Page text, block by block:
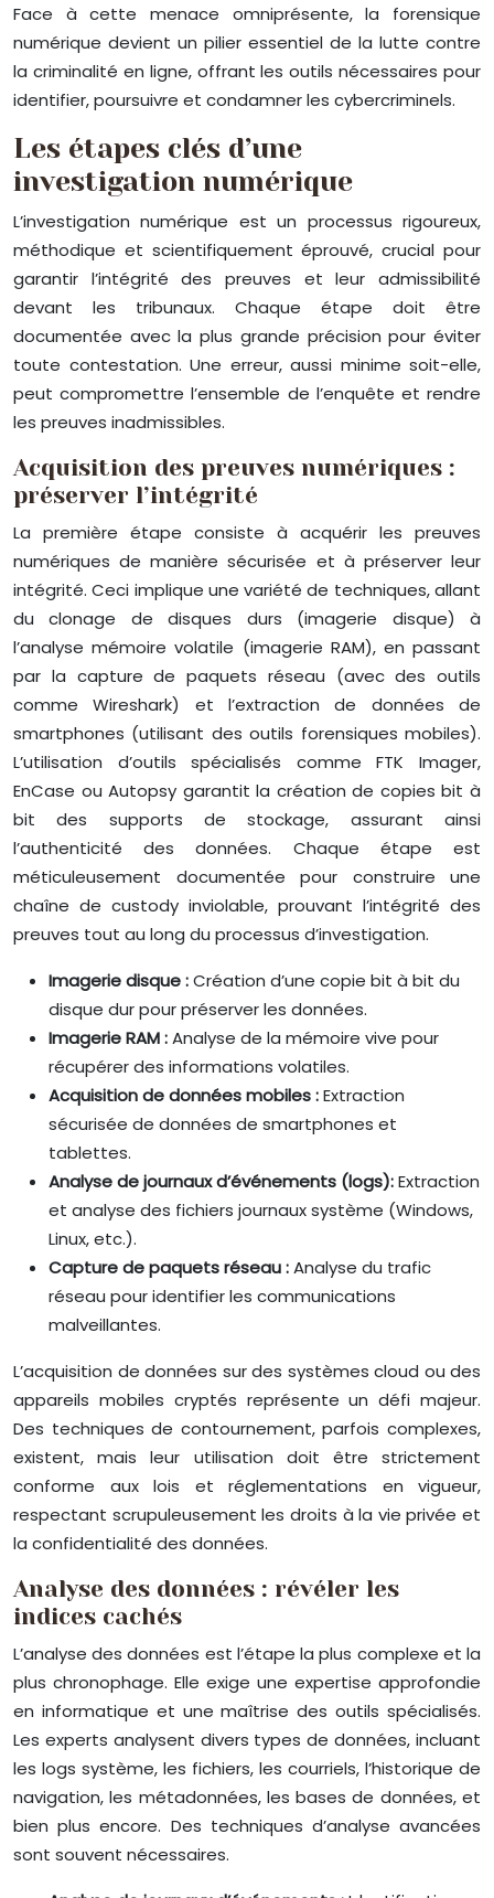
Face à cette menace omniprésente, la forensique
numérique devient un pilier essentiel de la lutte contre
la criminalité en ligne, offrant les outils nécessaires pour
identifier, poursuivre et condamner les cybercriminels.
Les étapes clés d’une
investigation numérique
L’investigation numérique est un processus rigoureux,
méthodique et scientifiquement éprouvé, crucial pour
garantir l’intégrité des preuves et leur admissibilité
devant les tribunaux. Chaque étape doit être
documentée avec la plus grande précision pour éviter
toute contestation. Une erreur, aussi minime soit-elle,
peut compromettre l’ensemble de l’enquête et rendre
les preuves inadmissibles.
Acquisition des preuves numériques :
préserver l’intégrité
La première étape consiste à acquérir les preuves
numériques de manière sécurisée et à préserver leur
intégrité. Ceci implique une variété de techniques, allant
du clonage de disques durs (imagerie disque) à
l’analyse mémoire volatile (imagerie RAM), en passant
par la capture de paquets réseau (avec des outils
comme Wireshark) et l’extraction de données de
smartphones (utilisant des outils forensiques mobiles).
L’utilisation d’outils spécialisés comme FTK Imager,
EnCase ou Autopsy garantit la création de copies bit à
bit des supports de stockage, assurant ainsi
l’authenticité des données. Chaque étape est
méticuleusement documentée pour construire une
chaîne de custody inviolable, prouvant l’intégrité des
preuves tout au long du processus d’investigation.
Imagerie disque :Création d’une copie bit à bit du
disque dur pour préserver les données.
Imagerie RAM :Analyse de la mémoire vive pour
récupérer des informations volatiles.
Acquisition de données mobiles :Extraction
sécurisée de données de smartphones et
tablettes.
Analyse de journaux d’événements (logs):Extraction
et analyse des fichiers journaux système (Windows,
Linux, etc.).
Capture de paquets réseau :Analyse du trafic
réseau pour identifier les communications
malveillantes.
L’acquisition de données sur des systèmes cloud ou des
appareils mobiles cryptés représente un défi majeur.
Des techniques de contournement, parfois complexes,
existent, mais leur utilisation doit être strictement
conforme aux lois et réglementations en vigueur,
respectant scrupuleusement les droits à la vie privée et
la confidentialité des données.
Analyse des données : révéler les
indices cachés
L’analyse des données est l’étape la plus complexe et la
plus chronophage. Elle exige une expertise approfondie
en informatique et une maîtrise des outils spécialisés.
Les experts analysent divers types de données, incluant
les logs système, les fichiers, les courriels, l’historique de
navigation, les métadonnées, les bases de données, et
bien plus encore. Des techniques d’analyse avancées
sont souvent nécessaires.